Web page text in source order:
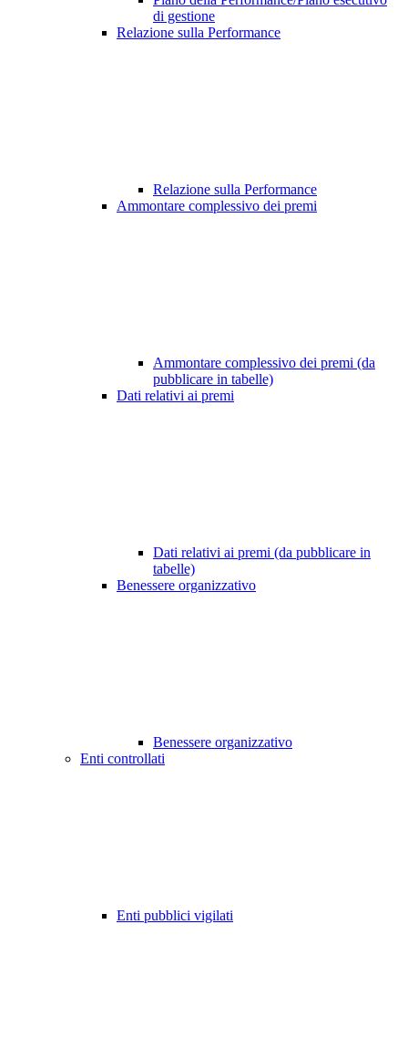
di gestione
Relazione sulla Performance
Relazione sulla Performance
Ammontare complessivo dei premi
Ammontare complessivo dei premi (da
pubblicare in tabelle)
Dati relativi ai premi
Dati relativi ai premi (da pubblicare in
tabelle)
Benessere organizzativo
Benessere organizzativo
Enti controllati
Enti pubblici vigilati